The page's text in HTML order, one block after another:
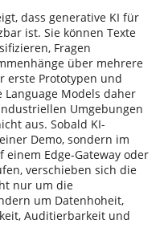
dass generative KI für
ist. Sie können Texte
Fragen
über mehrere
erste Prototypen und
Models daher
Umgebungen
aus. Sobald KI-
Demo, sondern im
Edge-Gateway oder
verschieben sich die
nur um die
um Datenhoheit,
Auditierbarkeit und